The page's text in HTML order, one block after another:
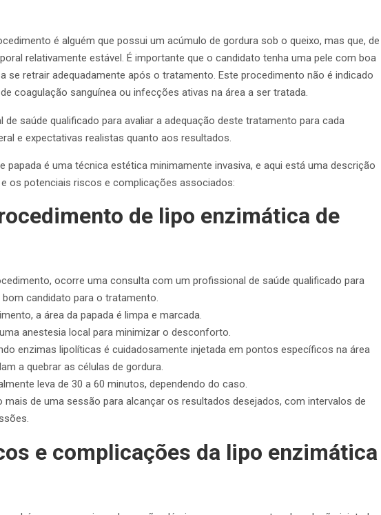
é alguém que possui um acúmulo de gordura sob o queixo, mas que, de
relativamente estável. É importante que o candidato tenha uma pele com boa
se retrair adequadamente após o tratamento. Este procedimento não é indicado
coagulação sanguínea ou infecções ativas na área a ser tratada.
saúde qualificado para avaliar a adequação deste tratamento para cada
e expectativas realistas quanto aos resultados.
papada é uma técnica estética minimamente invasiva, e aqui está uma descrição
os potenciais riscos e complicações associados:
de lipo enzimática de
ocorre uma consulta com um profissional de saúde qualificado para
candidato para o tratamento.
a área da papada é limpa e marcada.
anestesia local para minimizar o desconforto.
enzimas lipolíticas é cuidadosamente injetada em pontos específicos na área
a quebrar as células de gordura.
leva de 30 a 60 minutos, dependendo do caso.
mais de uma sessão para alcançar os resultados desejados, com intervalos de
e complicações da lipo enzimática